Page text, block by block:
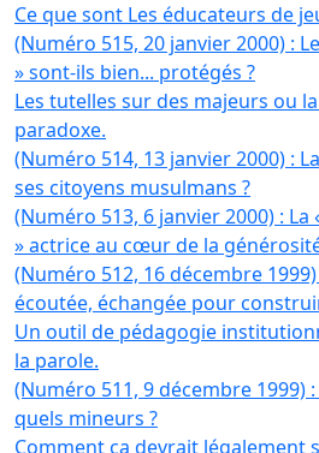
Ce que sont Les éducateurs de
(Numéro 515, 20 janvier 2000) :
» sont-ils bien... protégés ?
Les tutelles sur des majeurs ou
paradoxe.
(Numéro 514, 13 janvier 2000) :
ses citoyens musulmans ?
(Numéro 513, 6 janvier 2000) :
» actrice au cœur de la
(Numéro 512, 16 décembre
écoutée, échangée pour
Un outil de pédagogie
la parole.
(Numéro 511, 9 décembre 1999)
quels mineurs ?
Comment ça devrait légalement